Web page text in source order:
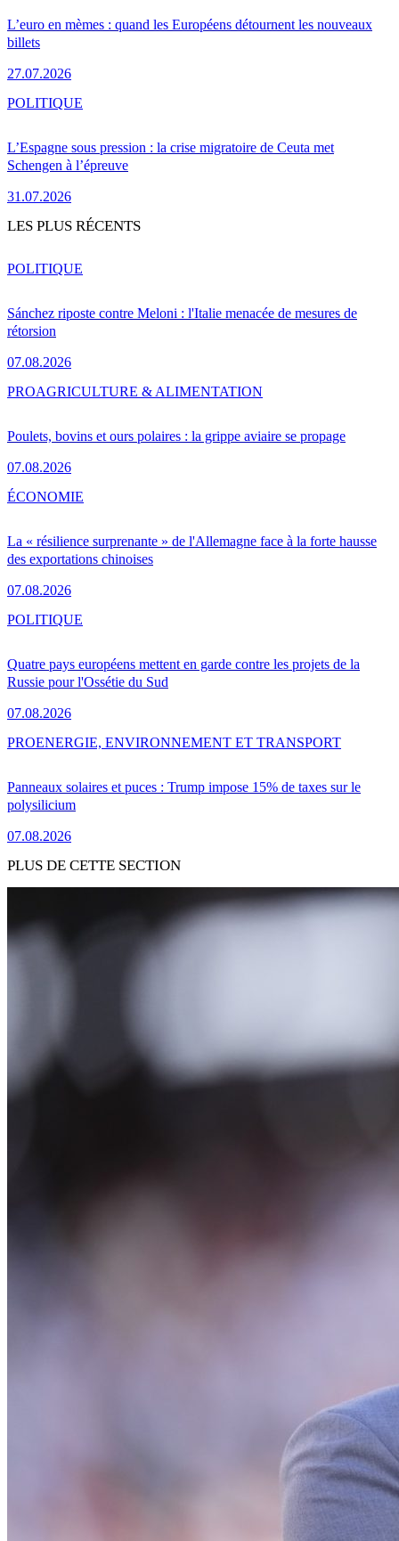
L’euro en mèmes : quand les Européens détournent les nouveaux
billets
27.07.2026
L’Espagne sous pression : la crise migratoire de Ceuta met
Schengen à l’épreuve
31.07.2026
POLITIQUE
LES PLUS RÉCENTS
Sánchez riposte contre Meloni : l'Italie menacée de mesures de
rétorsion
07.08.2026
POLITIQUE
Poulets, bovins et ours polaires : la grippe aviaire se propage
07.08.2026
PROAGRICULTURE & ALIMENTATION
La « résilience surprenante » de l'Allemagne face à la forte hausse
des exportations chinoises
07.08.2026
ÉCONOMIE
Quatre pays européens mettent en garde contre les projets de la
Russie pour l'Ossétie du Sud
07.08.2026
POLITIQUE
Panneaux solaires et puces : Trump impose 15% de taxes sur le
polysilicium
07.08.2026
PROENERGIE, ENVIRONNEMENT ET TRANSPORT
PLUS DE CETTE SECTION